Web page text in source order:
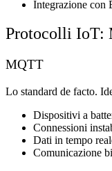
Integrazione con
Protocolli IoT:
MQTT
Lo standard de facto.
Dispositivi a
Connessioni
Dati in tempo
Comunicazione